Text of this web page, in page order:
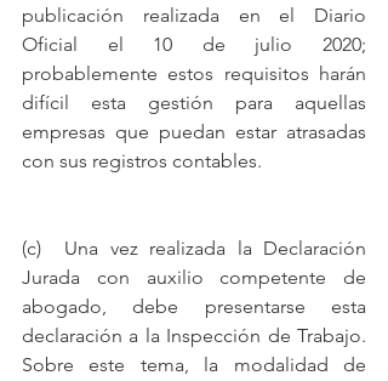
publicación realizada en el Diario
Oficial el 10 de julio 2020;
probablemente estos requisitos harán
difícil esta gestión para aquellas
empresas que puedan estar atrasadas
con sus registros contables.
(c)  Una vez realizada la Declaración
Jurada con auxilio competente de
abogado, debe presentarse esta
declaración a la Inspección de Trabajo.
Sobre este tema, la modalidad de